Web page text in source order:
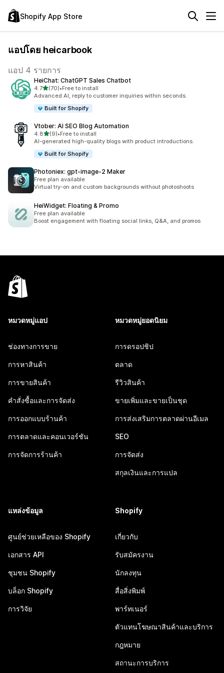
Shopify App Store
แอปโดย heicarbook
แอป 4 รายการ
HeiChat: ChatGPT Sales Chatbot
4.7เต็ม 5 ดาว
(70)
ทั้งหมด 70 รีวิว
•Free to install
Advanced AI, reply to customer inquiries within seconds.
Built for Shopify
Vtober: AI SEO Blog Automation
4.8เต็ม 5 ดาว
(9)
ทั้งหมด 9 รีวิว
•Free to install
AI-generated high-quality blogs with product introductions.
Built for Shopify
Photoniex: gpt‑image‑2 Maker
Free plan available
Virtual try-on and custom backgrounds without photoshoots
HeiWidget: Floating & Promo
Free plan available
Boost engagement with floating social links, Q&A, and promos
หมวดหมู่แอป
ช่องทางการขาย
การหาสินค้า
การขายสินค้า
คำสั่งซื้อและการจัดส่ง
การออกแบบร้านค้า
การตลาดและคอนเวอร์ชัน
การจัดการร้านค้า
หมวดหมู่ยอดนิยม
การดรอปชิป
ตลาด
รีวิวสินค้า
ขายเพิ่มและขายเป็นชุด
การส่งเสริมการตลาดผ่านอีเมล
SEO
การจัดส่ง
สกุลเงินและการแปล
แหล่งข้อมูล
ศูนย์ช่วยเหลือของ Shopify
เอกสาร API
ชุมชน Shopify
บล็อก Shopify
การวิจัย
Shopify
เกี่ยวกับ
รับสมัครงาน
นักลงทุน
สื่อสิ่งพิมพ์
พาร์ทเนอร์
ตัวแทนโฆษณาสินค้าและบริการ
กฎหมาย
สถานะการบริการ